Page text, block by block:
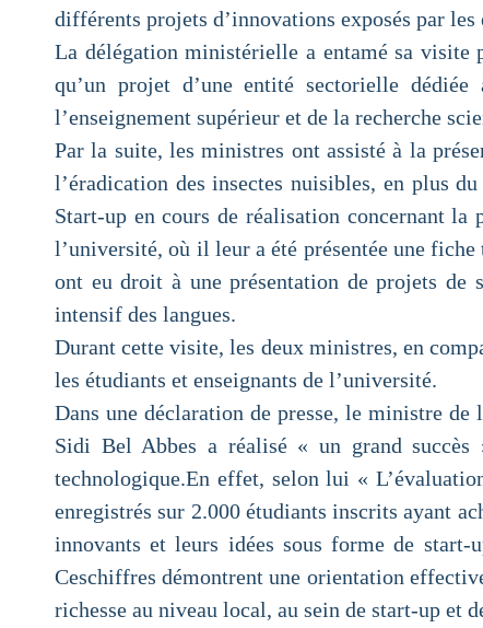
différents projets d’innovations exposés par les
La délégation ministérielle a entamé sa visite
qu’un projet d’une entité sectorielle
l’enseignement supérieur et de la recherche
Par la suite, les ministres ont assisté à la
l’éradication des insectes nuisibles, en plus
Start-up en cours de réalisation concernant la
l’université, où il leur a été présentée une
ont eu droit à une présentation de projets de
intensif des langues.
Durant cette visite, les deux ministres, en
les étudiants et enseignants de l’université.
Dans une déclaration de presse, le ministre
Sidi Bel Abbes a réalisé « un grand succès
technologique.En effet, selon lui «
enregistrés sur 2.000 étudiants inscrits ayant
innovants et leurs idées sous forme de
Ceschiffres démontrent une orientation
richesse au niveau local, au sein de start-up et